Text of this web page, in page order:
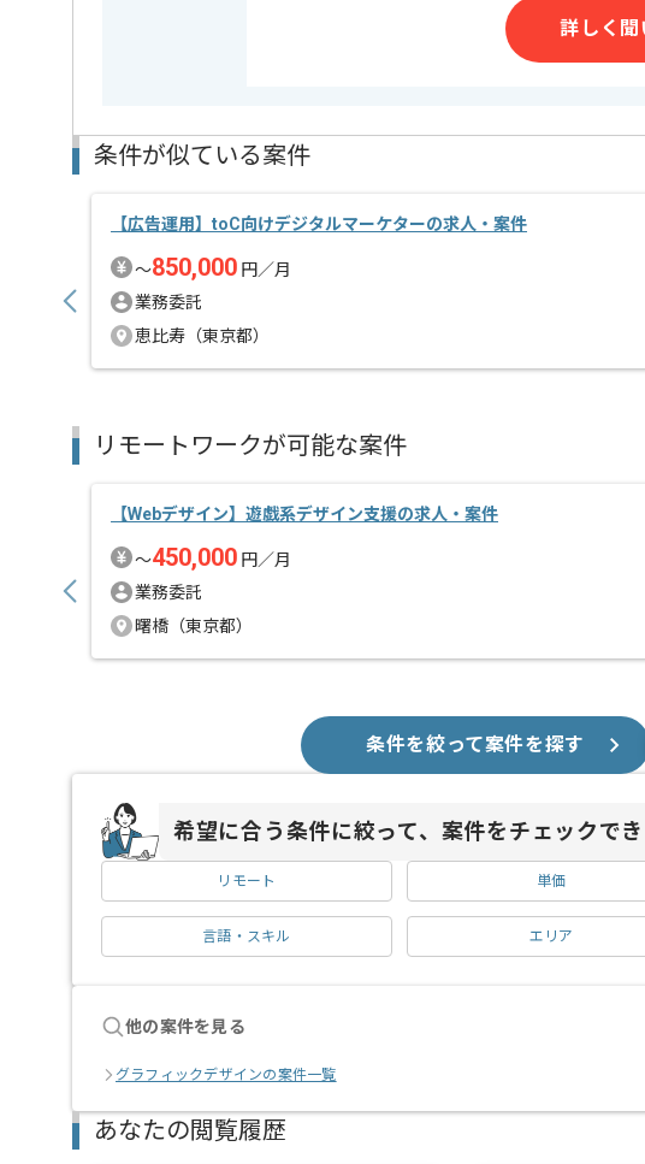
経験豊富なクリエイターと成長が出来る環境でございます。
スキルアップされたい方や長期的に参画されたい方にオススメの案
詳しく聞
条件が似ている案件
【広告運用】toC向けデジタルマーケターの求人・案件
〜850,000 円／月
業務委託
恵比寿（東京都）
リモートワークが可能な案件
【Webデザイン】遊戯系デザイン支援の求人・案件
〜450,000 円／月
業務委託
曙橋（東京都）
条件を絞って案件を探す
希望に合う条件に絞って、案件をチェックでき
リモート 単価
言語・スキル エリア
他の案件を見る
グラフィックデザインの案件一覧
あなたの閲覧履歴